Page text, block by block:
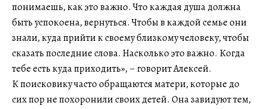
понимаешь, как это важно. Что каждая душа должна
быть успокоена, вернуться. Чтобы в каждой семье они
знали, куда прийти к своему близкому человеку, чтобы
сказать последние слова. Насколько это важно. Когда
тебе есть куда приходить», – говорит Алексей.
К поисковику часто обращаются матери, которые до
сих пор не похоронили своих детей. Она завидуют тем,